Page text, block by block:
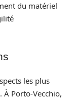
du matériel
les plus
À Porto-Vecchio,